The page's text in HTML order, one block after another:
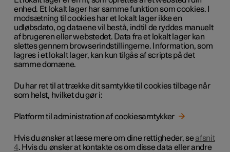
enhed. Et lokalt lager har samme funktion som cookies. I
modsætning til cookies har et lokalt lager ikke en
udløbsdato, og dataene vil bestå, indtil de ryddes manuelt
af brugeren eller webstedet. Data fra et lokalt lager kan
slettes gennem browserindstillingerne. Information, som
lagres i et lokalt lager, kan kun tilgås af scripts på det
samme domæne.
Du har ret til at trække dit samtykke til cookies tilbage når
som helst, hvilket du gør i:
Platform til administration af cookiesamtykker
Hvis du ønsker at læse mere om dine rettigheder, seafsnit
4. Hvis du ønsker at kontakte os om disse data eller andre